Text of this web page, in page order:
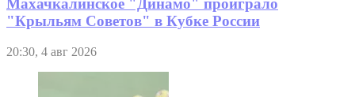
Махачкалинское "Динамо" проиграло
"Крыльям Советов" в Кубке России
20:30, 4 авг 2026